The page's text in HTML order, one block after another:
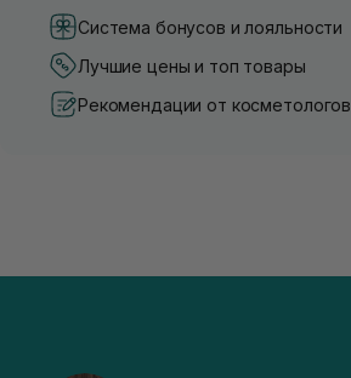
Система бонусов и лояльности
Лучшие цены и топ товары
Рекомендации от косметологов